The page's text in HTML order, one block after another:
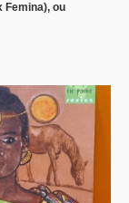
Femina), ou